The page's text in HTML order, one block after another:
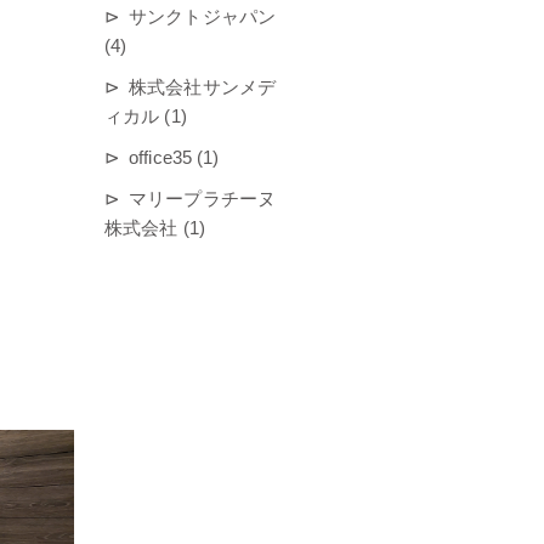
サンクトジャパン
(4)
株式会社サンメデ
ィカル (1)
office35 (1)
マリープラチーヌ
株式会社 (1)